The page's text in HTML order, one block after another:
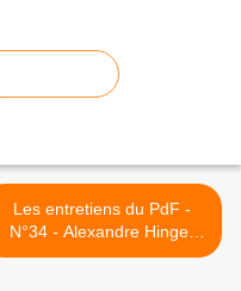
Les entretiens du PdF -
N°34 - Alexandre Hinger
(18/09/2022) >